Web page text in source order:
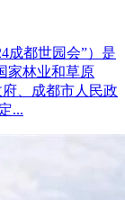
成都世园会”）是
家林业和草原
、成都市人民政
...